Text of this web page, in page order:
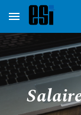
Skip to main